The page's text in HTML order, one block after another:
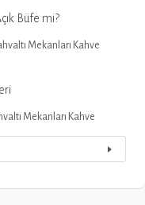
Büfe mi?
Mekanları Kahve
Mekanları Kahve